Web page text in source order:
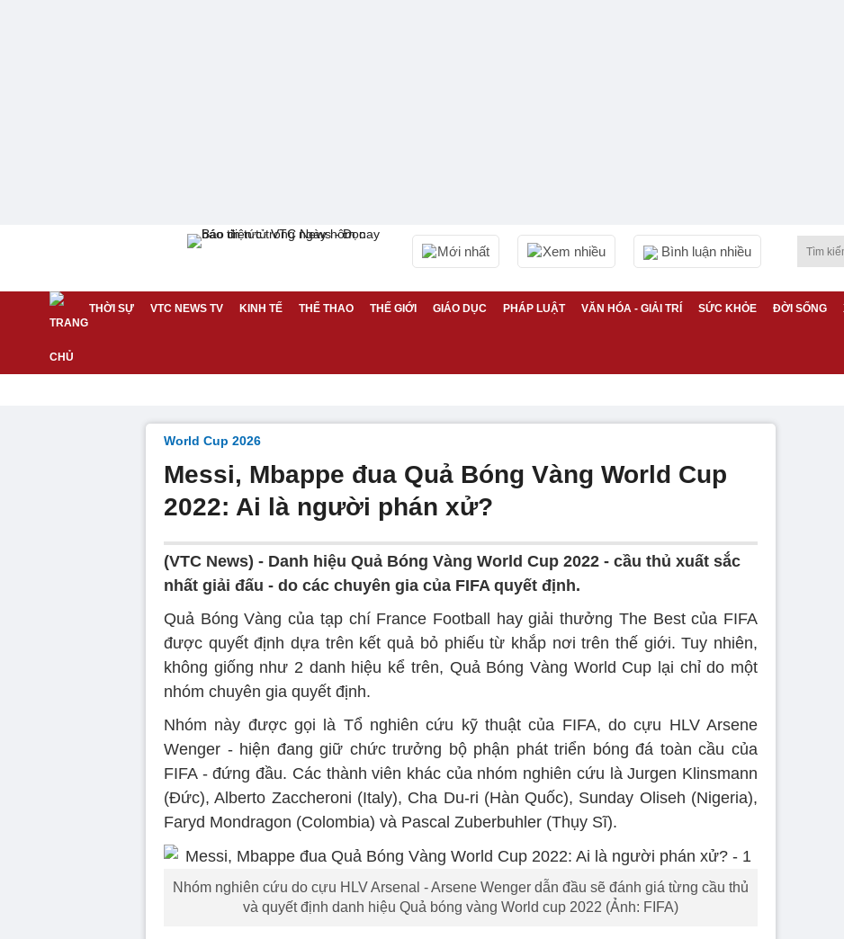
Mới nhất Xem nhiều Bình luận nhiều
THỜI SỰ VTC NEWS TV KINH TẾ THỂ THAO THẾ GIỚI GIÁO DỤC PHÁP LUẬT VĂN HÓA - GIẢI TRÍ SỨC KHỎE ĐỜI SỐNG
World Cup 2026
Messi, Mbappe đua Quả Bóng Vàng World Cup
2022: Ai là người phán xử?
(VTC News) - Danh hiệu Quả Bóng Vàng World Cup 2022 - cầu thủ xuất sắc
nhất giải đấu - do các chuyên gia của FIFA quyết định.
Quả Bóng Vàng của tạp chí France Football hay giải thưởng The Best của FIFA
được quyết định dựa trên kết quả bỏ phiếu từ khắp nơi trên thế giới. Tuy nhiên,
không giống như 2 danh hiệu kể trên, Quả Bóng Vàng World Cup lại chỉ do một
nhóm chuyên gia quyết định.
Nhóm này được gọi là Tổ nghiên cứu kỹ thuật của FIFA, do cựu HLV Arsene
Wenger - hiện đang giữ chức trưởng bộ phận phát triển bóng đá toàn cầu của
FIFA - đứng đầu. Các thành viên khác của nhóm nghiên cứu là Jurgen Klinsmann
(Đức), Alberto Zaccheroni (Italy), Cha Du-ri (Hàn Quốc), Sunday Oliseh (Nigeria),
Faryd Mondragon (Colombia) và Pascal Zuberbuhler (Thụy Sĩ).
Nhóm nghiên cứu do cựu HLV Arsenal - Arsene Wenger dẫn đầu sẽ đánh giá từng cầu thủ
và quyết định danh hiệu Quả bóng vàng World cup 2022 (Ảnh: FIFA)